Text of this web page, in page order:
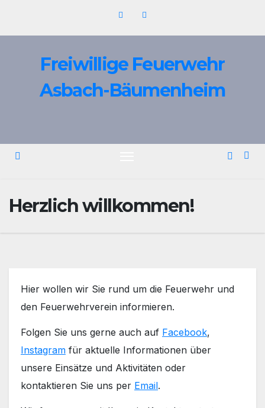
Freiwillige Feuerwehr
Asbach-Bäumenheim
Herzlich willkommen!
Hier wollen wir Sie rund um die Feuerwehr und
den Feuerwehrverein informieren.
Folgen Sie uns gerne auch auf Facebook,
Instagram für aktuelle Informationen über
unsere Einsätze und Aktivitäten oder
kontaktieren Sie uns per Email.